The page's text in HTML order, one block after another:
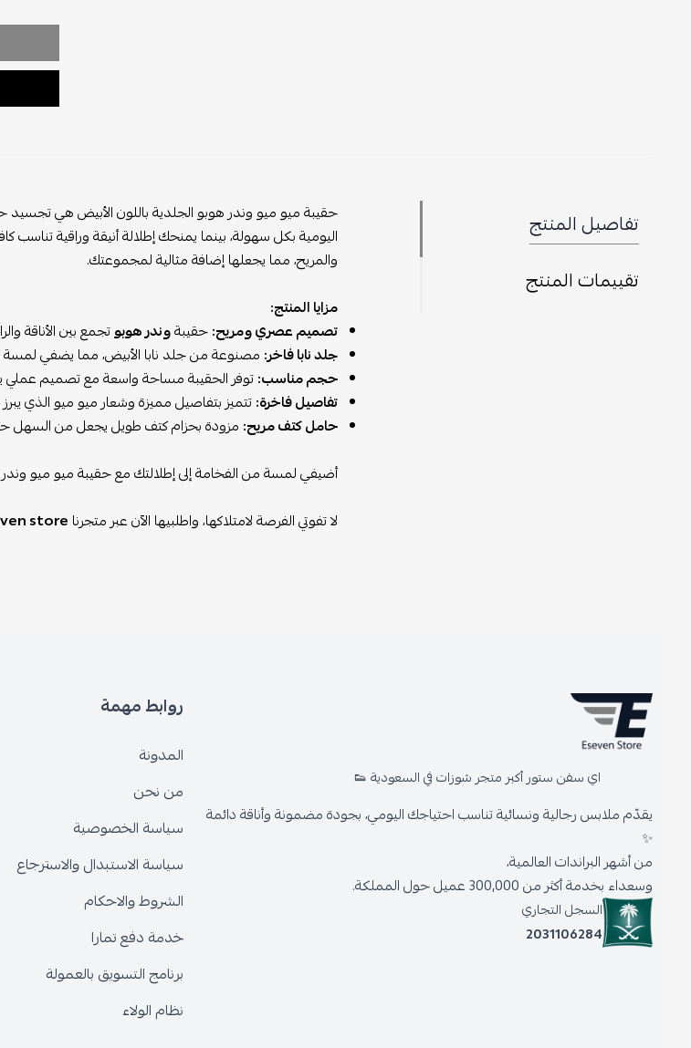
تفاصيل المنتج
تقييمات المنتج
حقيبة ميو ميو وندر هوبو الجلدية باللون الأبيض هي تجسيد
اليومية بكل سهولة، بينما يمنحك إطلالة أنيقة وراقية تناسب
والمريح، مما يجعلها إضافة مثالية لمجموعتك.
مزايا المنتج:
تصميم عصري ومريح:حقيبةوندر هوبوتجمع بين الأناقة
جلد نابا فاخر:مصنوعة من جلد نابا الأبيض، مما يضفي لمسة
حجم مناسب:توفر الحقيبة مساحة واسعة مع تصميم عملي
تفاصيل فاخرة:تتميز بتفاصيل مميزة وشعار ميو ميو الذي يبرز
حامل كتف مريح:مزودة بحزام كتف طويل يجعل من السهل حمل
أضيفي لمسة من الفخامة إلى إطلالتك مع حقيبة ميو ميو وندر
لا تفوتي الفرصة لامتلاكها، واطلبيها الآن عبر متجرناeseven store
اي سفن ستور أكبر متجر شوزات في السعودية 👟
يقدّم ملابس رجالية ونسائية تناسب احتياجك اليومي، بجودة مضمونة وأناقة دائمة
من أشهر البراندات العالمية،
وسعداء بخدمة أكثر من 300,000 عميل حول المملكة.
السجل التجاري
2031106284
روابط مهمة
المدونة
من نحن
سياسة الخصوصية
سياسة الاستبدال والاسترجاع
الشروط والاحكام
خدمة دفع تمارا
برنامج التسويق بالعمولة
نظام الولاء